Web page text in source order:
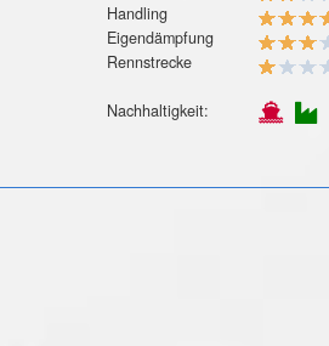
Handling
Eigendämpfung
Rennstrecke
Nachhaltigkeit: